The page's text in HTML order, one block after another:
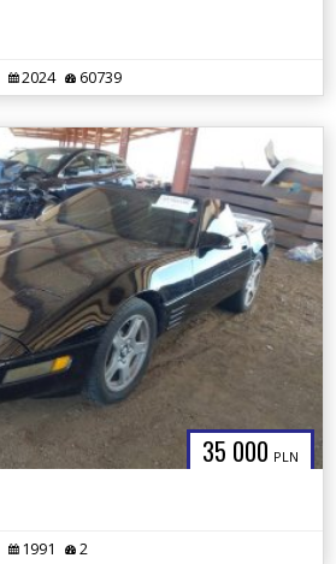
2024 60739
35 000 PLN
1991 2